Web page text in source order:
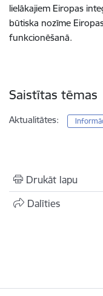
lielākajiem Eiropas
būtiska nozīme
funkcionēšanā.
Saistītas tēmas
Aktualitātes:
Drukāt lapu
Dalīties